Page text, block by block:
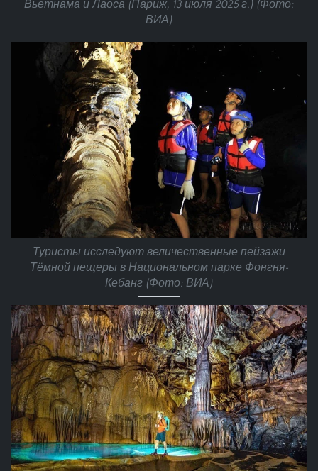
Вьетнама и Лаоса (Париж, 13 июля 2025 г.) (Фото:
ВИА)
Туристы исследуют величественные пейзажи
Тёмной пещеры в Национальном парке Фонгня-
Кебанг (Фото: ВИА)